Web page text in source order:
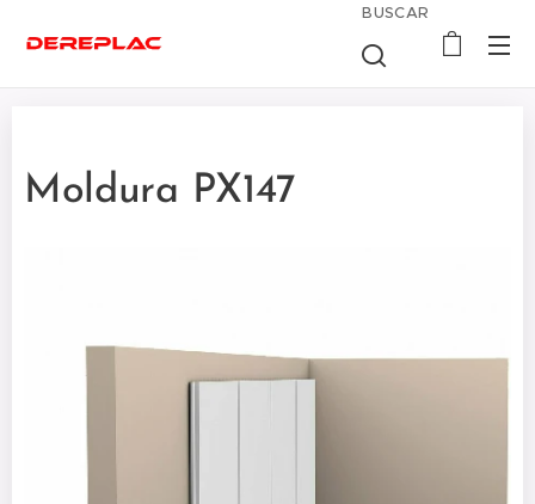
BUSCAR
Moldura PX147